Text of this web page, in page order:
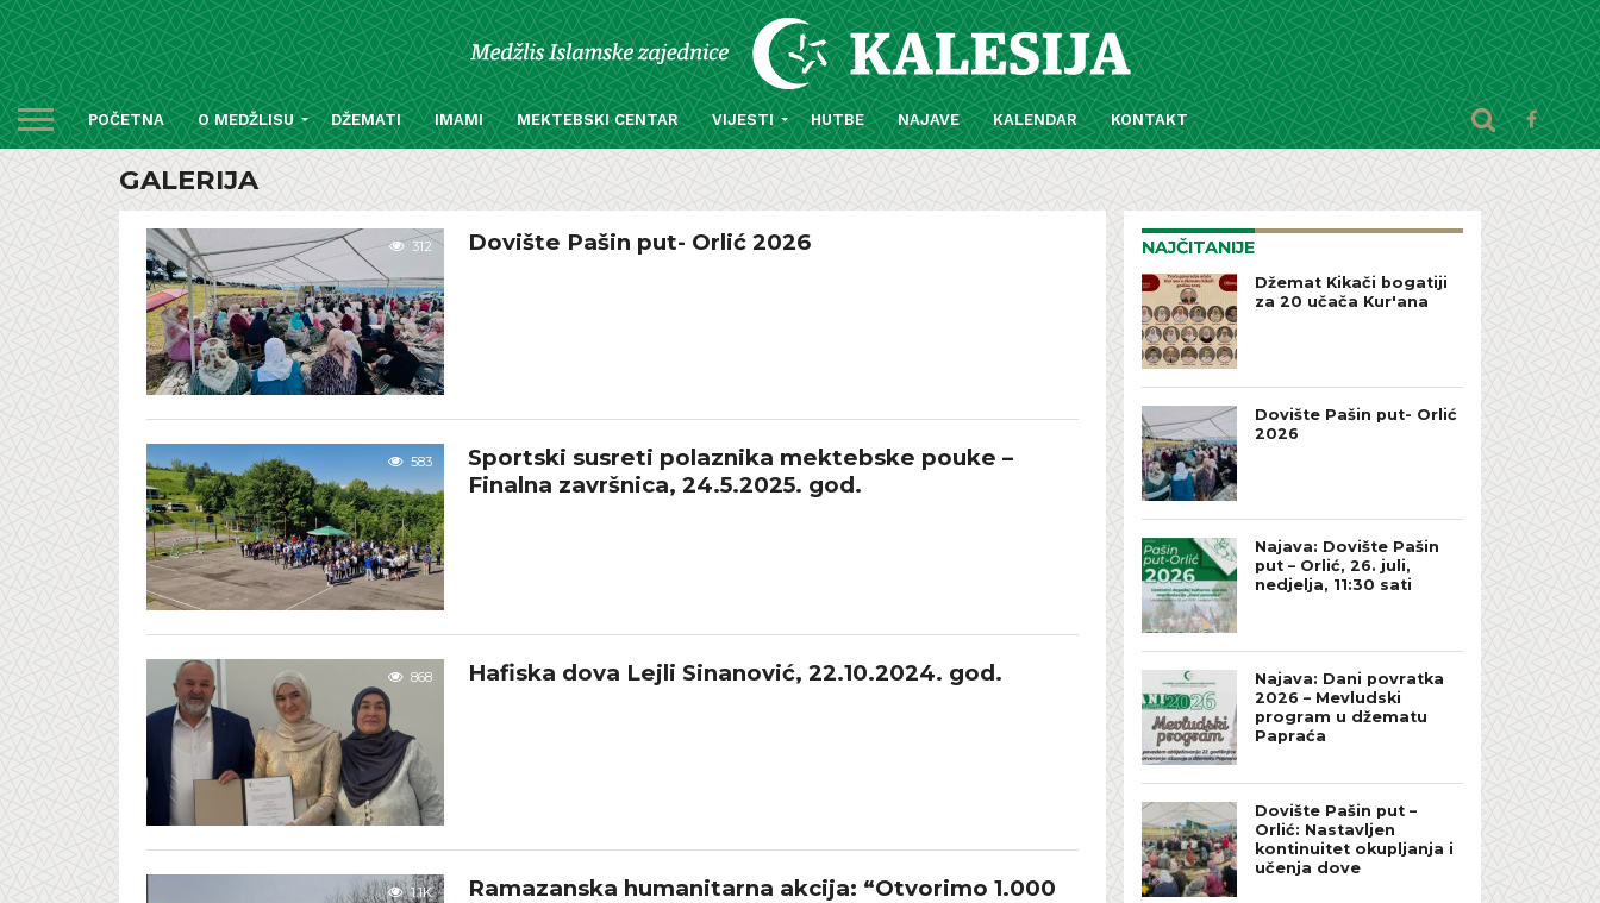
POČETNA O MEDŽLISU DŽEMATI IMAMI MEKTEBSKI CENTAR VIJESTI HUTBE NAJAVE KALENDAR KONTAKT
GALERIJA
312 Dovište Pašin put- Orlić 2026
583
Sportski susreti polaznika mektebske pouke –
Finalna završnica, 24.5.2025. god.
868 Hafiska dova Lejli Sinanović, 22.10.2024. god.
1.1K
Ramazanska humanitarna akcija: “Otvorimo 1.000
NAJČITANIJE
Džemat Kikači bogatiji
za 20 učača Kur'ana
Dovište Pašin put- Orlić
2026
Najava: Dovište Pašin
put – Orlić, 26. juli,
nedjelja, 11:30 sati
Najava: Dani povratka
2026 – Mevludski
program u džematu
Papraća
Dovište Pašin put –
Orlić: Nastavljen
kontinuitet okupljanja i
učenja dove